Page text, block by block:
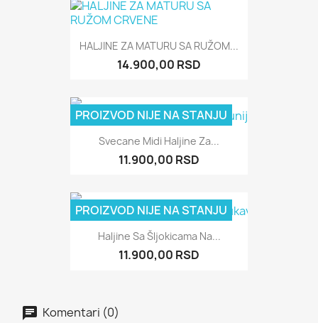
HALJINE ZA MATURU SA RUŽOM...
14.900,00 RSD
Svecane Midi Haljine Za...
11.900,00 RSD
PROIZVOD NIJE NA STANJU
Haljine Sa Šljokicama Na...
11.900,00 RSD
PROIZVOD NIJE NA STANJU
Komentari (0)